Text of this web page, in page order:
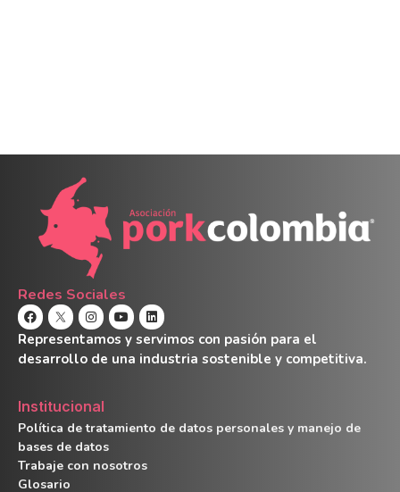
Redes Sociales
Representamos y servimos con pasión para el
desarrollo de una industria sostenible y competitiva.
Institucional
Política de tratamiento de datos personales y manejo de
bases de datos
Trabaje con nosotros
Glosario